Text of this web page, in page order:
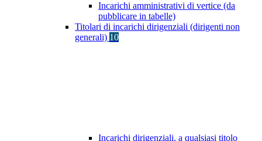
Incarichi amministrativi di vertice (da
pubblicare in tabelle)
Titolari di incarichi dirigenziali (dirigenti non
generali) 10
Incarichi dirigenziali, a qualsiasi titolo